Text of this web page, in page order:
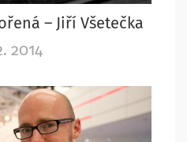
– Jiří Všetečka
2014